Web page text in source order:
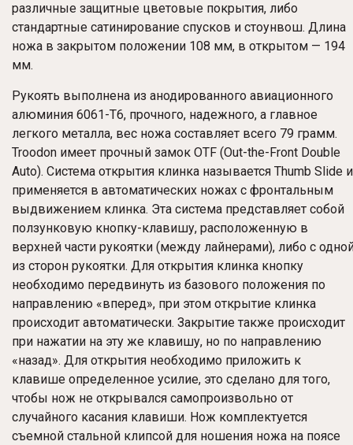
различные защитные цветовые покрытия, либо
стандартные сатинирование спусков и стоунвош. Длина
ножа в закрытом положении 108 мм, в открытом — 194
мм.
Рукоять выполнена из анодированного авиационного
алюминия 6061-T6, прочного, надежного, а главное
легкого металла, вес ножа составляет всего 79 грамм.
Troodon имеет прочный замок OTF (Out-the-Front Double
Auto). Система открытия клинка называется Thumb Slide и
применяется в автоматических ножах с фронтальным
выдвижением клинка. Эта система представляет собой
ползунковую кнопку-клавишу, расположенную в
верхней части рукоятки (между лайнерами), либо с
из сторон рукоятки. Для открытия клинка кнопку
необходимо передвинуть из базового положения по
направлению «вперед», при этом открытие клинка
происходит автоматически. Закрытие также происходит
при нажатии на эту же клавишу, но по направлению
«назад». Для открытия необходимо приложить к
клавише определенное усилие, это сделано для того,
чтобы нож не открывался самопроизвольно от
случайного касания клавиши. Нож комплектуется
съемной стальной клипсой для ношения ножа на поясе